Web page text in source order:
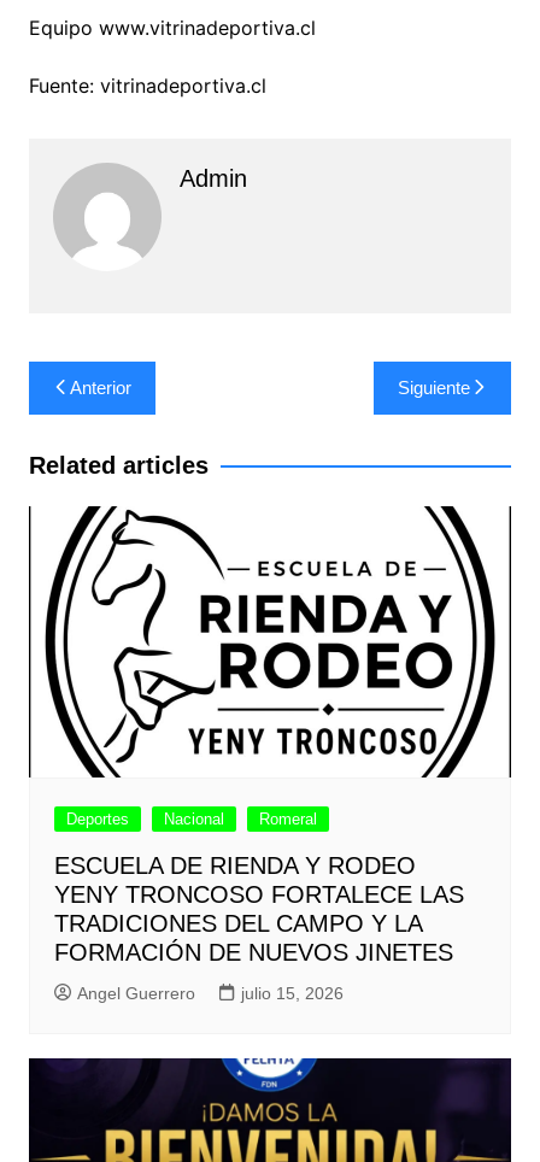
Equipo www.vitrinadeportiva.cl
Fuente: vitrinadeportiva.cl
Admin
Navegación
de
entradas
Anterior Siguiente
Related articles
Deportes Nacional Romeral
ESCUELA DE RIENDA Y RODEO
YENY TRONCOSO FORTALECE LAS
TRADICIONES DEL CAMPO Y LA
FORMACIÓN DE NUEVOS JINETES
Angel Guerrero julio 15, 2026